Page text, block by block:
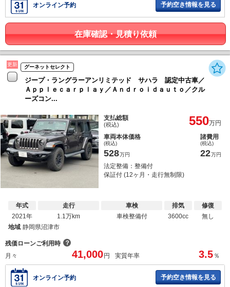
オンライン予約 予約空き情報を見る
在庫確認・見積り依頼
更新 グーネットセレクト
ジープ・ラングラーアンリミテッド サハラ 認定中古車／
Ａｐｐｌｅｃａｒｐｌａｙ／Ａｎｄｒｏｉｄａｕｔｏ／クル
ーズコン...
支払総額
(税込) 550万円
車両本体価格
(税込)
528万円
諸費用
(税込)
22万円
法定整備：整備付
保証付 (12ヶ月・走行無制限)
年式
2021年
走行
1.1万km
車検
車検整備付
排気
3600cc
修復
無し
地域 静岡県沼津市
残価ローンご利用時 ？
月々
41,000円 実質年率 3.5 ％
オンライン予約 予約空き情報を見る